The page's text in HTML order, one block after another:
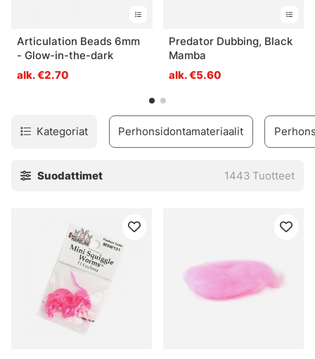
Articulation Beads 6mm
- Glow-in-the-dark
alk. €2.70
Predator Dubbing, Black
Mamba
alk. €5.60
Kategoriat Perhonsidontamateriaalit
Suodattimet 1443 Tuotteet